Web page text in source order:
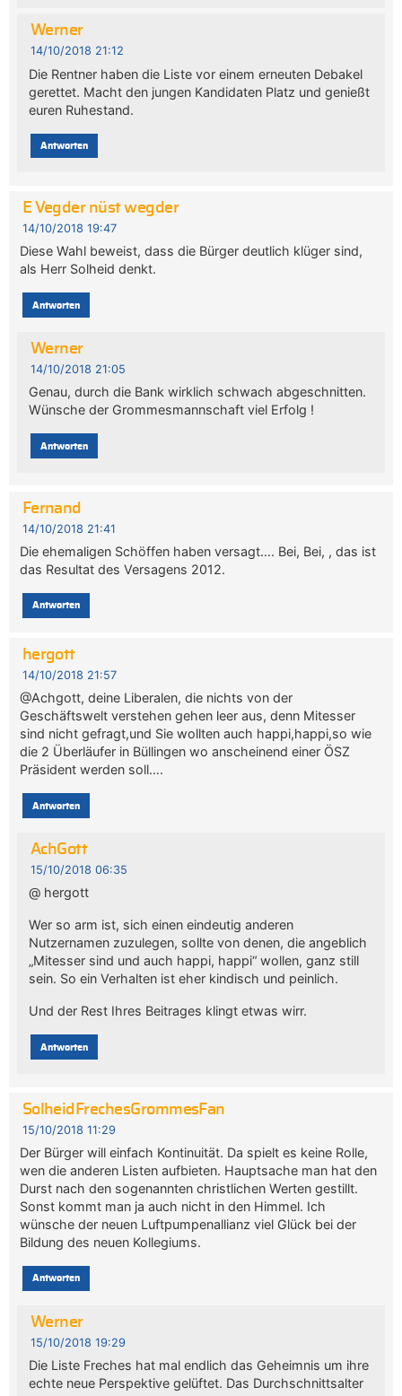
Werner
14/10/2018 21:12
Die Rentner haben die Liste vor einem erneuten Debakel
gerettet. Macht den jungen Kandidaten Platz und genießt
euren Ruhestand.
Antworten
E Vegder nüst wegder
14/10/2018 19:47
Diese Wahl beweist, dass die Bürger deutlich klüger sind,
als Herr Solheid denkt.
Antworten
Werner
14/10/2018 21:05
Genau, durch die Bank wirklich schwach abgeschnitten.
Wünsche der Grommesmannschaft viel Erfolg !
Antworten
Fernand
14/10/2018 21:41
Die ehemaligen Schöffen haben versagt…. Bei, Bei, , das ist
das Resultat des Versagens 2012.
Antworten
hergott
14/10/2018 21:57
@Achgott, deine Liberalen, die nichts von der
Geschäftswelt verstehen gehen leer aus, denn Mitesser
sind nicht gefragt,und Sie wollten auch happi,happi,so wie
die 2 Überläufer in Büllingen wo anscheinend einer ÖSZ
Präsident werden soll….
Antworten
AchGott
15/10/2018 06:35
@ hergott
Wer so arm ist, sich einen eindeutig anderen
Nutzernamen zuzulegen, sollte von denen, die angeblich
„Mitesser sind und auch happi, happi“ wollen, ganz still
sein. So ein Verhalten ist eher kindisch und peinlich.
Und der Rest Ihres Beitrages klingt etwas wirr.
Antworten
SolheidFrechesGrommesFan
15/10/2018 11:29
Der Bürger will einfach Kontinuität. Da spielt es keine Rolle,
wen die anderen Listen aufbieten. Hauptsache man hat den
Durst nach den sogenannten christlichen Werten gestillt.
Sonst kommt man ja auch nicht in den Himmel. Ich
wünsche der neuen Luftpumpenallianz viel Glück bei der
Bildung des neuen Kollegiums.
Antworten
Werner
15/10/2018 19:29
Die Liste Freches hat mal endlich das Geheimnis um ihre
echte neue Perspektive gelüftet. Das Durchschnittsalter